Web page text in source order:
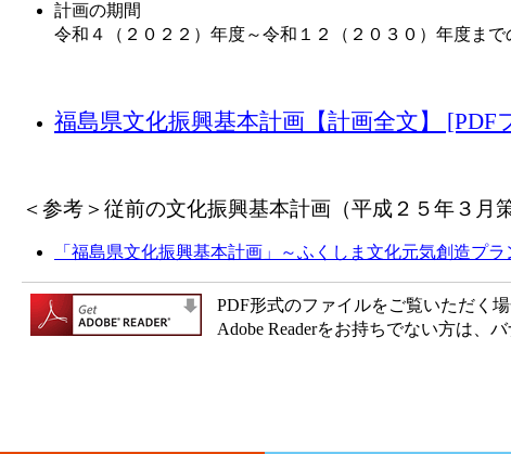
計画の期間
令和４（２０２２）年度～令和１２（２０３０）年度まで
福島県文化振興基本計画【計画全文】 [PDF
＜参考＞従前の文化振興基本計画（平成２５年３月策
「福島県文化振興基本計画」～ふくしま文化元気創造プ
PDF形式のファイルをご覧いただく場
Adobe Readerをお持ちでない方は、